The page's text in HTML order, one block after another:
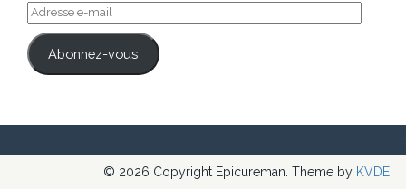
Adresse
e-
mail
Abonnez-vous
© 2026 Copyright Epicureman. Theme by KVDE.